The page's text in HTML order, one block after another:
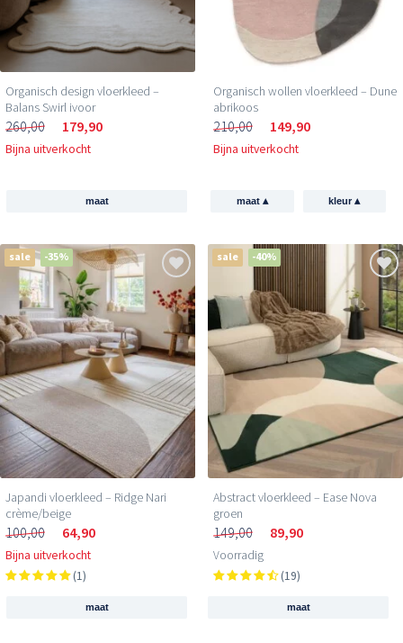
Organisch design vloerkleed –
Balans Swirl ivoor
260,00 179,90
Bijna uitverkocht
maat
Organisch wollen vloerkleed – Dune
abrikoos
210,00 149,90
Bijna uitverkocht
maat ▴ kleur▴
sale -35%
Japandi vloerkleed – Ridge Nari
crème/beige
100,00 64,90
Bijna uitverkocht
(1)
maat
sale -40%
Abstract vloerkleed – Ease Nova
groen
149,00 89,90
Voorradig
(19)
maat